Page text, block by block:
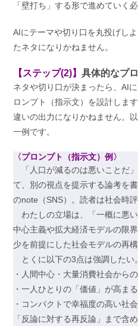
「壁打ち」する形で進めていく
AIにテーマや切り口を丸投げし
たネタになりかねません。
【ステップ(2)】 具体的なプ
ネタや切り口が決まったら、AI
ロンプト（指示文）を設計しま
違いの出力になりかねません。
一例です。
〈プロンプト（指示文）例〉
「人口が減るのは悪いことだ
て、別の視点を提示する論考を
のnote（SNS）。読者は社会時評
わたしの立場は、「一概に悪
中心主義や拡大経済モデルの限
少を前提にした社会モデルの再
とくに以下の3点は強調したい。
・人間中心・大量消費社会から
・一人ひとりの「価値」が高ま
・コンパクトで幸福度の高い社
「反論に対する再反論」まで含